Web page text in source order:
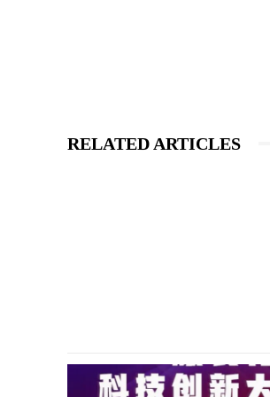
RELATED ARTICLES